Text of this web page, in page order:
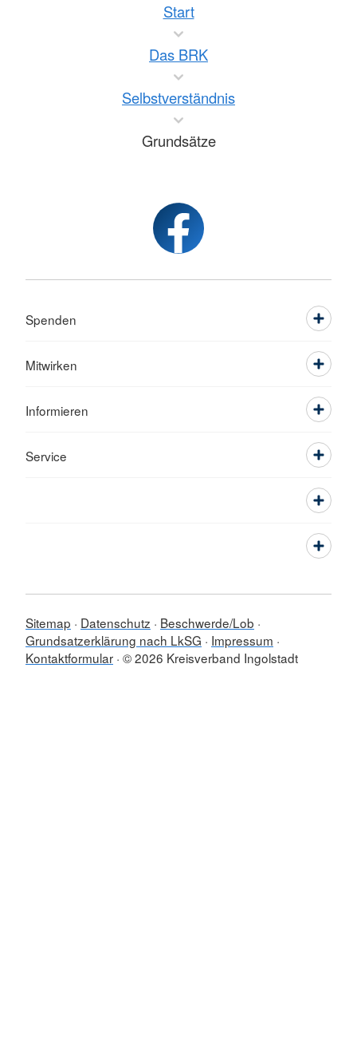
Start
Das BRK
Selbstverständnis
Grundsätze
Spenden
Mitwirken
Informieren
Service
Sitemap Datenschutz
Beschwerde/Lob
Grundsatzerklärung nach LkSG
Impressum
Kontaktformular © 2026 Kreisverband Ingolstadt